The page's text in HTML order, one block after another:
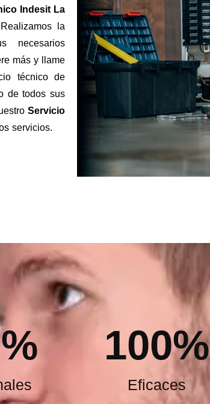
Indesit La
la
necesarios
más y llame
técnico de
de todos sus
Servicio
servicios.
%
Eficaces
100%